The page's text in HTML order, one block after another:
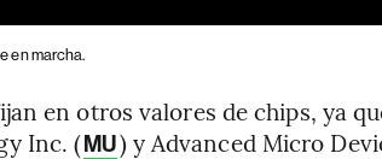
en marcha.
en otros valores de chips, ya
Inc. (MU) y Advanced Micro